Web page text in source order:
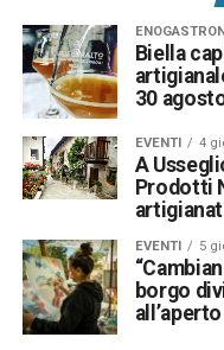
Biella
30
EVENTI 4
A
Prodotti
EVENTI 5
borgo